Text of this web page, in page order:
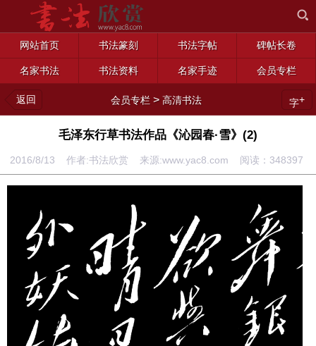
网站首页 书法篆刻 书法字帖 碑帖长卷
名家书法 书法资料 名家手迹 会员专栏
返回 会员专栏 >高清书法 字+
毛泽东行草书法作品《沁园春·雪》(2)
2016/8/13 作者:书法欣赏 来源:www.yac8.com 阅读： 348397